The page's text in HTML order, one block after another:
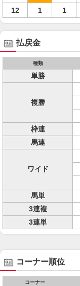
12
1 1
払戻金
種類
単勝
複勝
枠連
馬連
ワイド
馬単
3連複
3連単
コーナー順位
コーナー